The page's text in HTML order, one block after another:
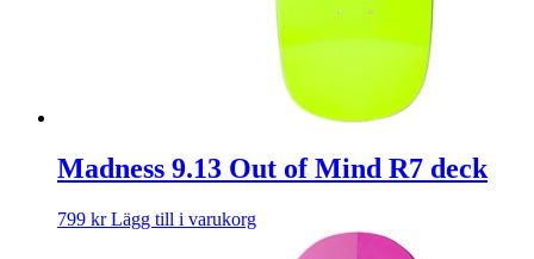
Madness 9.13 Out of Mind R7 deck
799 kr Lägg till i varukorg